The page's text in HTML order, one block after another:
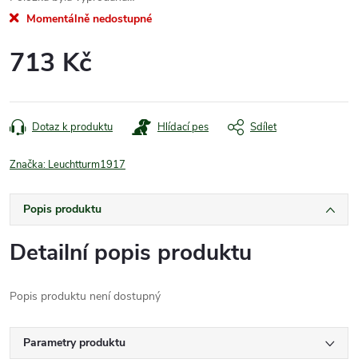
Momentálně nedostupné
713 Kč
cena:
Dotaz k produktu Hlídací pes Sdílet
Značka: Leuchtturm1917
Popis produktu
Detailní popis produktu
Popis produktu není dostupný
Parametry produktu